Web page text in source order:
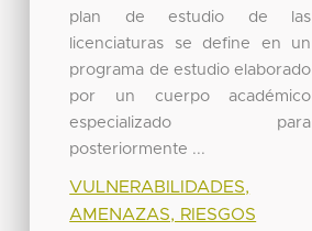
plan de estudio de las
licenciaturas se define en un
programa de estudio elaborado
por un cuerpo académico
especializado para
posteriormente ...
VULNERABILIDADES,
AMENAZAS, RIESGOS